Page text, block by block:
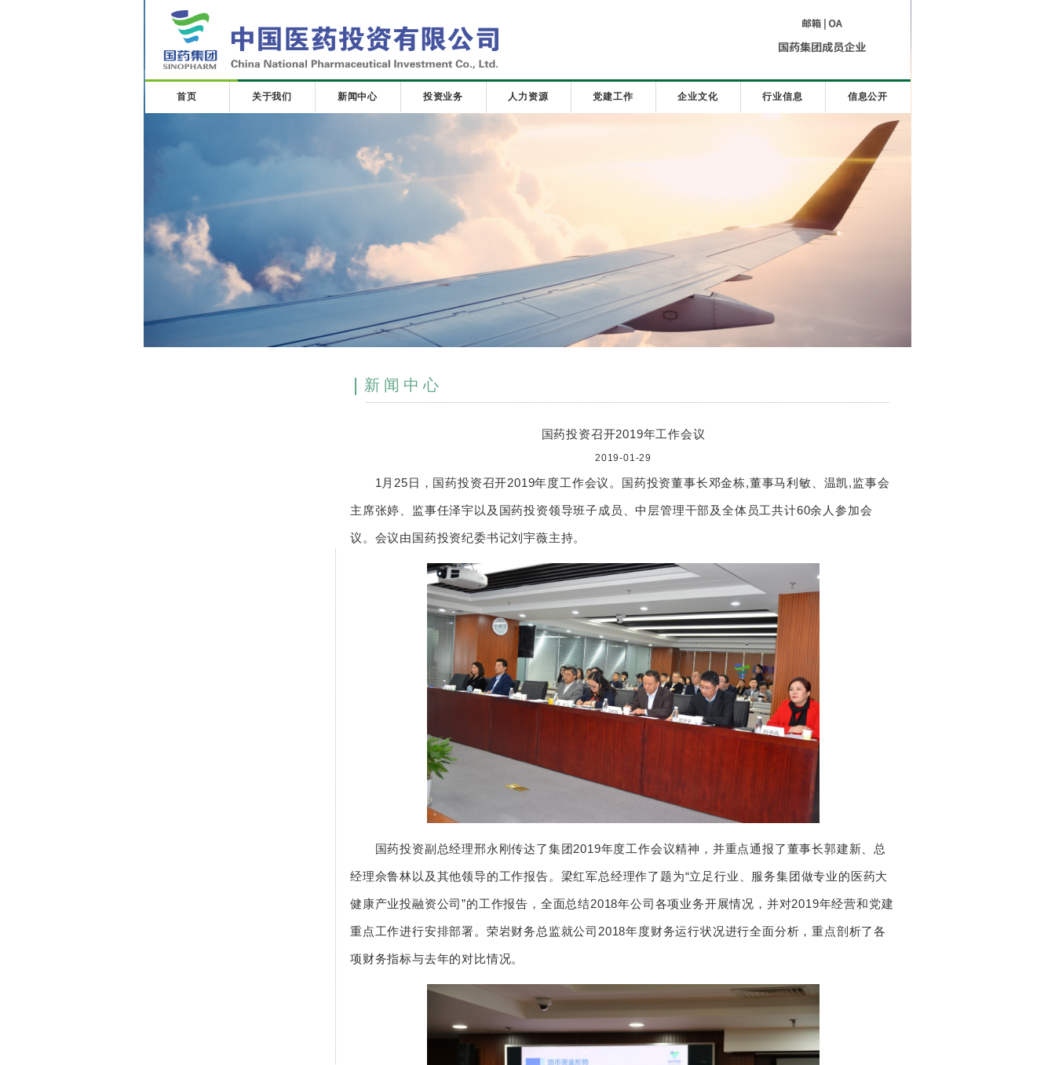
首页 关于我们 新闻中心 投资业务 人力资源 党建工作 企业文化 行业信息 信息公开
新闻中心
国药投资召开2019年工作会议
2019-01-29
1月25日，国药投资召开2019年度工作会议。国药投资董事长邓金栋,董事马利敏、温凯,监事会
主席张婷、监事任泽宇以及国药投资领导班子成员、中层管理干部及全体员工共计60余人参加会
议。会议由国药投资纪委书记刘宇薇主持。
国药投资副总经理邢永刚传达了集团2019年度工作会议精神，并重点通报了董事长郭建新、总
经理佘鲁林以及其他领导的工作报告。梁红军总经理作了题为“立足行业、服务集团做专业的医药大
健康产业投融资公司”的工作报告，全面总结2018年公司各项业务开展情况，并对2019年经营和党建
重点工作进行安排部署。荣岩财务总监就公司2018年度财务运行状况进行全面分析，重点剖析了各
项财务指标与去年的对比情况。